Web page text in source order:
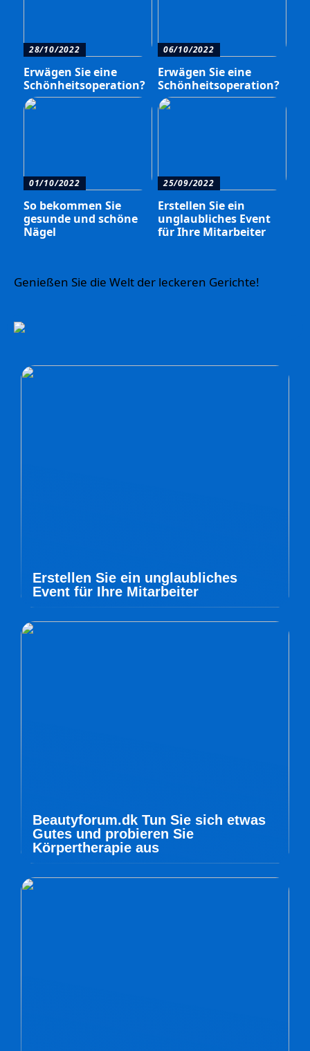
28/10/2022
Erwägen Sie eine
Schönheitsoperation?
06/10/2022
Erwägen Sie eine
Schönheitsoperation?
01/10/2022
So bekommen Sie
gesunde und schöne
Nägel
25/09/2022
Erstellen Sie ein
unglaubliches Event
für Ihre Mitarbeiter
Genießen Sie die Welt der leckeren Gerichte!
Erstellen Sie ein unglaubliches
Event für Ihre Mitarbeiter
Beautyforum.dk Tun Sie sich etwas
Gutes und probieren Sie
Körpertherapie aus